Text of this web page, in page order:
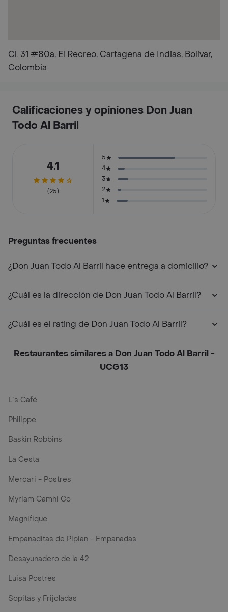
Cl. 31 #80a, El Recreo, Cartagena de Indias, Bolívar,
Colombia
Calificaciones y opiniones Don Juan
Todo Al Barril
4.1
(25)
5
4
3
2
1
Preguntas frecuentes
¿Don Juan Todo Al Barril hace entrega a domicilio?
¿Cuál es la dirección de Don Juan Todo Al Barril?
¿Cuál es el rating de Don Juan Todo Al Barril?
Restaurantes similares a Don Juan Todo Al Barril -
UCG13
L´s Café
Philippe
Baskin Robbins
La Cesta
Mercari - Postres
Myriam Camhi Co
Magnifique
Empanaditas de Pipian - Empanadas
Desayunadero de la 42
Luisa Postres
Sopitas y Frijoladas